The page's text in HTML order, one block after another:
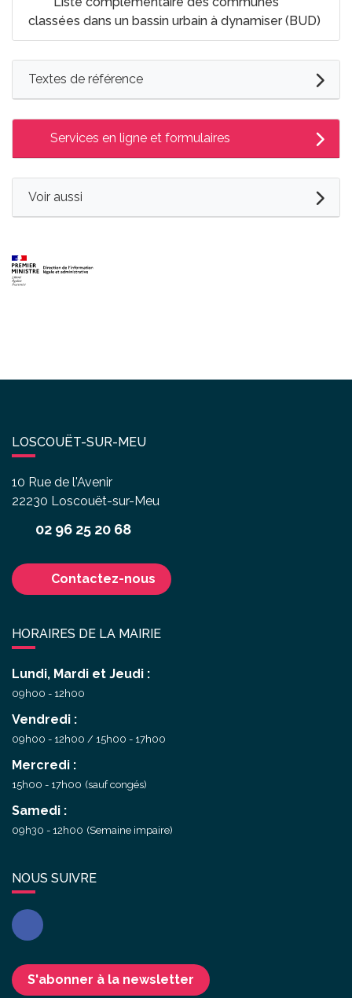
classées dans un bassin urbain à dynamiser (BUD)
Textes de référence
Services en ligne et formulaires
Voir aussi
LOSCOUËT-SUR-MEU
10 Rue de l'Avenir
22230 Loscouët-sur-Meu
02 96 25 20 68
Contactez-nous
HORAIRES DE LA MAIRIE
Lundi, Mardi et Jeudi :
09h00 - 12h00
Vendredi :
09h00 - 12h00 15h00 - 17h00
Mercredi :
15h00 - 17h00 (sauf congés)
Samedi :
09h30 - 12h00 (Semaine impaire)
NOUS SUIVRE
Facebook
S'abonner à la newsletter